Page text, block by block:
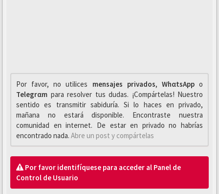
Por favor, no utilices mensajes privados, WhαtsAppo
Telegrαm para resolver tus dudas. ¡Compártelas! Nuestro
sentido es transmitir sabiduría. Si lo haces en privado,
mañana no estará disponible. Encontraste nuestra
comunidad en internet. De estar en privado no habrías
encontrado nada. Abre un post y compártelas
Por favor identifíquese para acceder al Panel de
Control de Usuario